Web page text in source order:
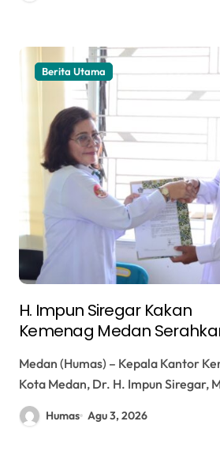
Berita Utama
H. Impun Siregar Kakan
Kemenag Medan
Keberlanjutan Program
Sinergi Pelayanan
Medan (Humas) – Kepala Kantor Kementerian Agama
Kota Medan, Dr. H. Impun Siregar,
Humas Agu 3, 2026